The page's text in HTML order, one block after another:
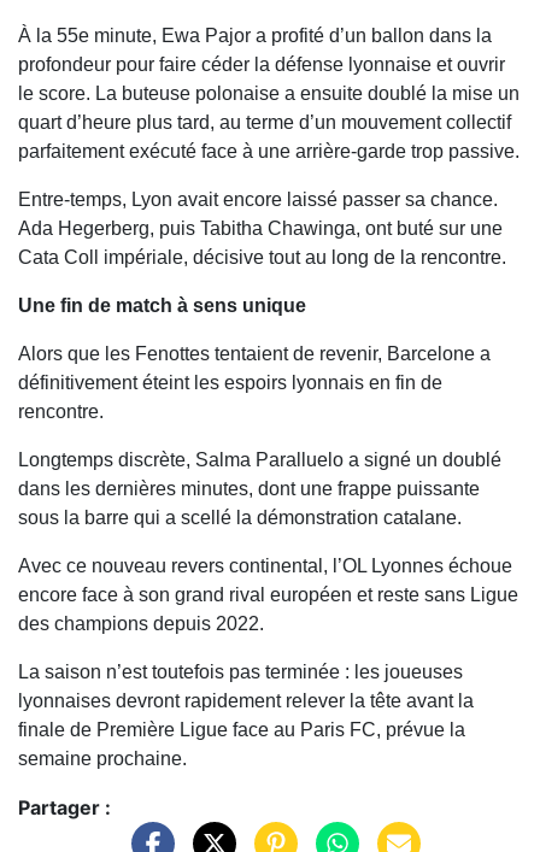
À la 55e minute, Ewa Pajor a profité d’un ballon dans la
profondeur pour faire céder la défense lyonnaise et ouvrir
le score. La buteuse polonaise a ensuite doublé la mise un
quart d’heure plus tard, au terme d’un mouvement collectif
parfaitement exécuté face à une arrière-garde trop passive.
Entre-temps, Lyon avait encore laissé passer sa chance.
Ada Hegerberg, puis Tabitha Chawinga, ont buté sur une
Cata Coll impériale, décisive tout au long de la rencontre.
Une fin de match à sens unique
Alors que les Fenottes tentaient de revenir, Barcelone a
définitivement éteint les espoirs lyonnais en fin de
rencontre.
Longtemps discrète, Salma Paralluelo a signé un doublé
dans les dernières minutes, dont une frappe puissante
sous la barre qui a scellé la démonstration catalane.
Avec ce nouveau revers continental, l’OL Lyonnes échoue
encore face à son grand rival européen et reste sans Ligue
des champions depuis 2022.
La saison n’est toutefois pas terminée : les joueuses
lyonnaises devront rapidement relever la tête avant la
finale de Première Ligue face au Paris FC, prévue la
semaine prochaine.
Partager :